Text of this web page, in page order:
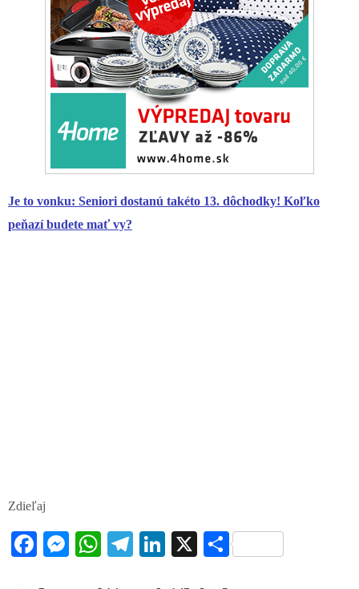
Je to vonku: Senioridostanú takéto 13. dôchodky! Koľko
peňazí budete mať vy?
Zdieľaj
Fa M
W
Te
Li X S